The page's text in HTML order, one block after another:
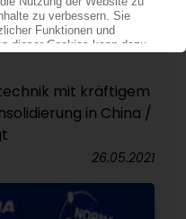
mit kräftigem
in China /
26.05.2021